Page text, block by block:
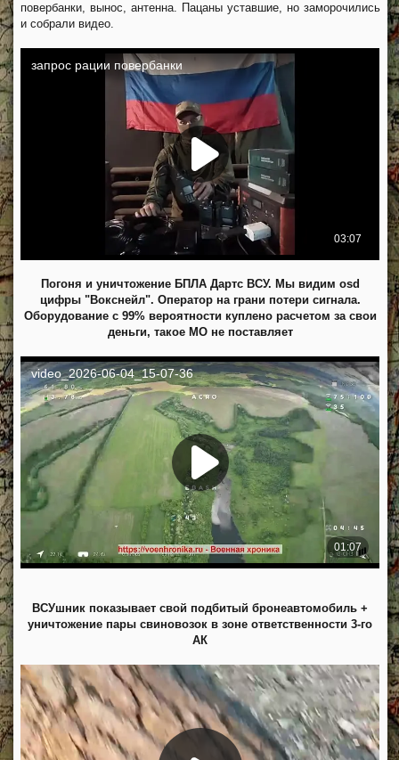
повербанки, вынос, антенна. Пацаны уставшие, но заморочились
и собрали видео.
Погоня и уничтожение БПЛА Дартс ВСУ. Мы видим osd
цифры "Вокснейл". Оператор на грани потери сигнала.
Оборудование с 99% вероятности куплено расчетом за свои
деньги, такое МО не поставляет
ВСУшник показывает свой подбитый бронеавтомобиль +
уничтожение пары свиновозок в зоне ответственности 3-го
АК